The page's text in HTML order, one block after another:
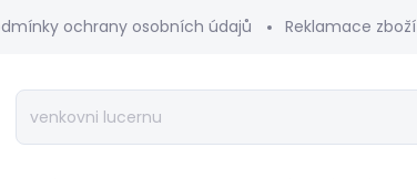
ochrany osobních údajů Reklamace zboží